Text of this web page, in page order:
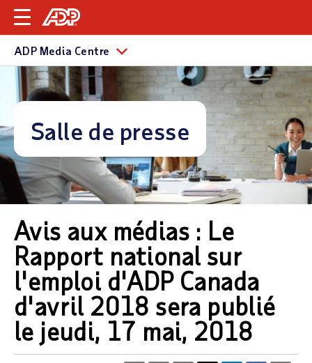
ADP Media Centre
Salle de presse
Avis aux médias : Le
Rapport national sur
l'emploi d'ADP Canada
d'avril 2018 sera publié
le jeudi, 17 mai, 2018